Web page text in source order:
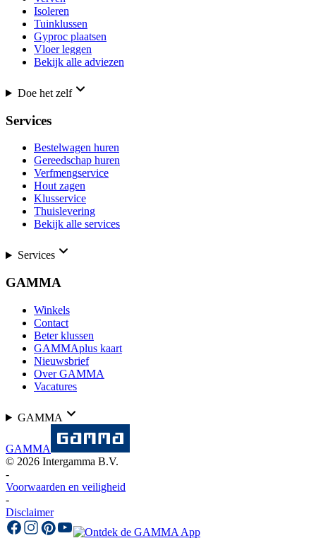
Isoleren
Tuinklussen
Gyproc plaatsen
Vloer leggen
Bekijk alle adviezen
Doe het zelf
Services
Bestelwagen huren
Gereedschap huren
Verfmengservice
Hout zagen
Klusservice
Thuislevering
Bekijk alle services
Services
GAMMA
Winkels
Contact
Beter klussen
GAMMAplus kaart
Nieuwsbrief
Over GAMMA
Vacatures
GAMMA
GAMMA
© 2026 Intergamma B.V.
-
Voorwaarden en veiligheid
-
Disclaimer